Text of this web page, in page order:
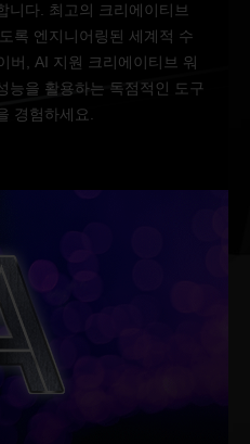
니다. 최고의 크리에이티브
록 엔지니어링된 세계적 수
버, AI 지원 크리에이티브 워
능을 활용하는 독점적인 도구
경험하세요.